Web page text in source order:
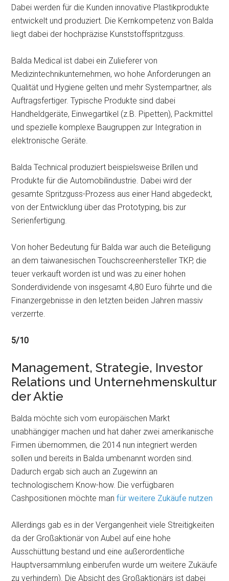
Dabei werden für die Kunden innovative Plastikprodukte
entwickelt und produziert. Die Kernkompetenz von Balda
liegt dabei der hochpräzise Kunststoffspritzguss.
Balda Medical ist dabei ein Zulieferer von
Medizintechnikunternehmen, wo hohe Anforderungen an
Qualität und Hygiene gelten und mehr Systempartner, als
Auftragsfertiger. Typische Produkte sind dabei
Handheldgeräte, Einwegartikel (z.B. Pipetten), Packmittel
und spezielle komplexe Baugruppen zur Integration in
elektronische Geräte.
Balda Technical produziert beispielsweise Brillen und
Produkte für die Automobilindustrie. Dabei wird der
gesamte Spritzguss-Prozess aus einer Hand abgedeckt,
von der Entwicklung über das Prototyping, bis zur
Serienfertigung.
Von hoher Bedeutung für Balda war auch die Beteiligung
an dem taiwanesischen Touchscreenhersteller TKP, die
teuer verkauft worden ist und was zu einer hohen
Sonderdividende von insgesamt 4,80 Euro führte und die
Finanzergebnisse in den letzten beiden Jahren massiv
verzerrte.
5/10
Management, Strategie, Investor
Relations und Unternehmenskultur
der Aktie
Balda möchte sich vom europäischen Markt
unabhängiger machen und hat daher zwei amerikanische
Firmen übernommen, die 2014 nun integriert werden
sollen und bereits in Balda umbenannt worden sind.
Dadurch ergab sich auch an Zugewinn an
technologischem Know-how. Die verfügbaren
Cashpositionen möchte man für weitere Zukäufe nutzen
Allerdings gab es in der Vergangenheit viele Streitigkeiten
da der Großaktionär von Aubel auf eine hohe
Ausschüttung bestand und eine außerordentliche
Hauptversammlung einberufen wurde um weitere Zukäufe
zu verhindern). Die Absicht des Großaktionärs ist dabei